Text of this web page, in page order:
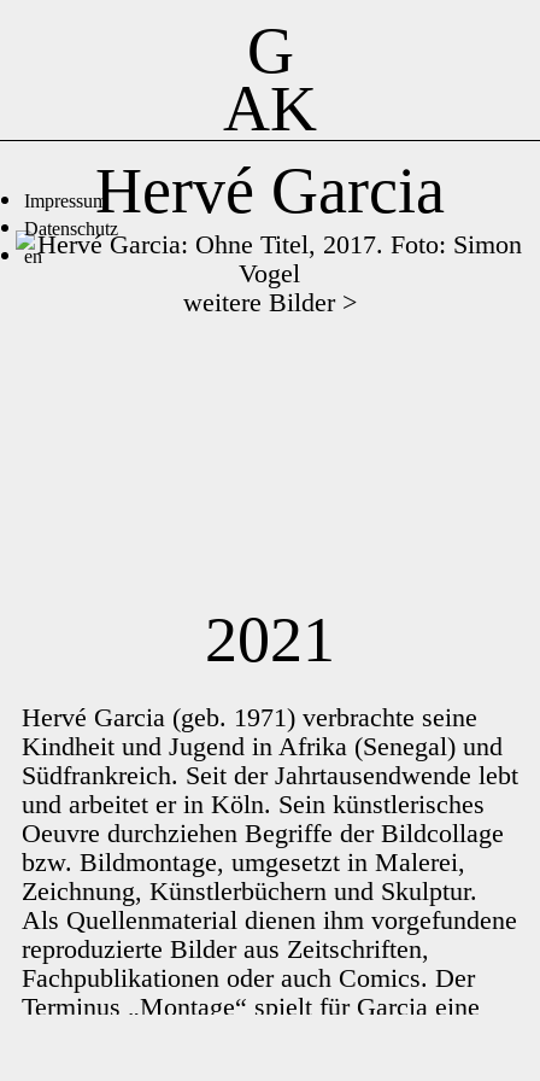
G
AK
Impressum
Datenschutz
en
Hervé Garcia
weitere Bilder >
2021
Hervé Garcia (geb. 1971) verbrachte seine
Kindheit und Jugend in Afrika (Senegal) und
Südfrankreich. Seit der Jahrtausendwende lebt
und arbeitet er in Köln. Sein künstlerisches
Oeuvre durchziehen Begriffe der Bildcollage
bzw. Bildmontage, umgesetzt in Malerei,
Zeichnung, Künstlerbüchern und Skulptur.
Als Quellenmaterial dienen ihm vorgefundene
reproduzierte Bilder aus Zeitschriften,
Fachpublikationen oder auch Comics. Der
Terminus „Montage“ spielt für Garcia eine